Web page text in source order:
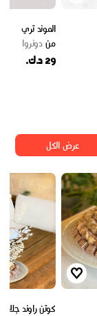
الموند تري
من دونروا
29 د.ك.
عرض الكل
كوتن راوند جلاس